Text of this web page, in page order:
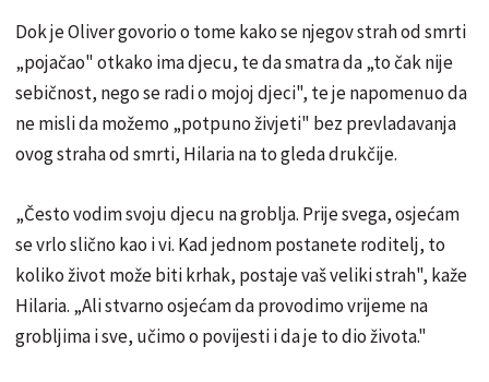
Dok je Oliver govorio o tome kako se njegov strah od smrti
„pojačao" otkako ima djecu, te da smatra da „to čak nije
sebičnost, nego se radi o mojoj djeci", te je napomenuo da
ne misli da možemo „potpuno živjeti" bez prevladavanja
ovog straha od smrti, Hilaria na to gleda drukčije.
„Često vodim svoju djecu na groblja. Prije svega, osjećam
se vrlo slično kao i vi. Kad jednom postanete roditelj, to
koliko život može biti krhak, postaje vaš veliki strah", kaže
Hilaria. „Ali stvarno osjećam da provodimo vrijeme na
grobljima i sve, učimo o povijesti i da je to dio života."